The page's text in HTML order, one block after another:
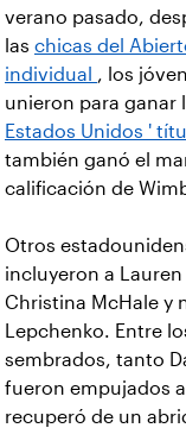
verano pasado,
las chicas del
individual , los
unieron para ganar
Estados Unidos '
también ganó el
calificación de
Otros
incluyeron a Lauren
Christina McHale y
Lepchenko. Entre
sembrados, tanto
fueron empujados
recuperó de un